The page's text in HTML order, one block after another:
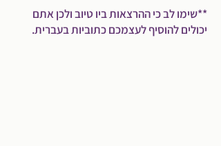
**שימו לב כי ההרצאות ביו טיוב ולכן אתם
יכולים להוסיף לעצמכם כתוביות בעברית.